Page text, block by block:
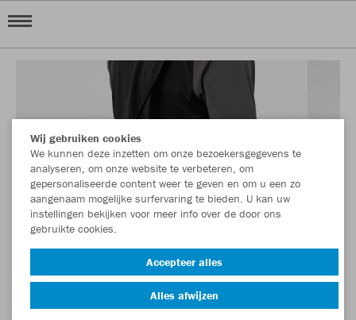
Wij gebruiken cookies
We kunnen deze inzetten om onze bezoekersgegevens te
analyseren, om onze website te verbeteren, om
gepersonaliseerde content weer te geven en om u een zo
aangenaam mogelijke surfervaring te bieden. U kan uw
instellingen bekijken voor meer info over de door ons
gebruikte cookies.
Accepteer alles
Alles afwijzen